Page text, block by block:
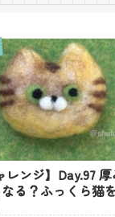
レンジ】Day.97
る？ふっくら猫